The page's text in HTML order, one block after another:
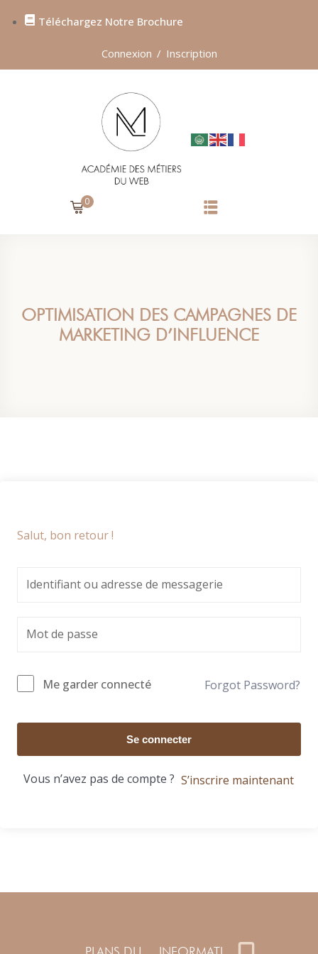
Téléchargez Notre Brochure
Connexion / Inscription
0
OPTIMISATION DES CAMPAGNES DE
MARKETING D’INFLUENCE
Salut, bon retour !
Me garder connecté Forgot Password?
Se connecter
Vous n’avez pas de compte ? S’inscrire maintenant
SIGN IN
Don’t have an account?